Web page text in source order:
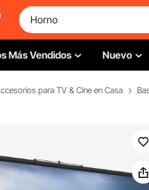
Más Vendidos Nuevo
para TV & Cine en Casa